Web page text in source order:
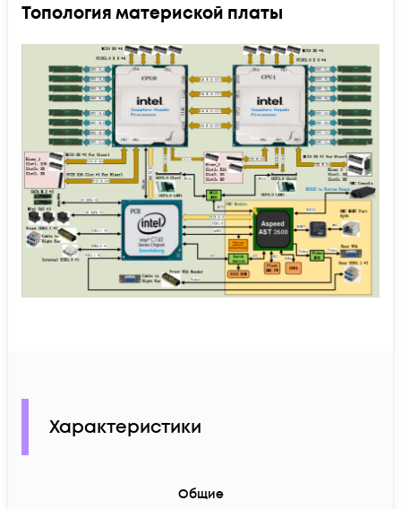
Топология материской платы
Характеристики
Общие